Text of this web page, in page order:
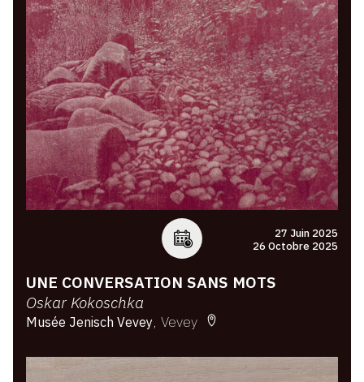
27 Juin 2025
26 Octobre 2025
UNE CONVERSATION SANS MOTS
Oskar Kokoschka
Musée Jenisch Vevey Vevey